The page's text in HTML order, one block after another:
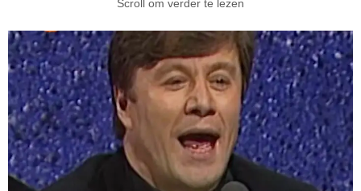
Scroll om verder te lezen